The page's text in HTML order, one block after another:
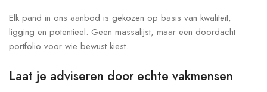
Elk pand in ons aanbod is gekozen op basis van kwaliteit,
ligging en potentieel. Geen massalijst, maar een doordacht
portfolio voor wie bewust kiest.
Laat je adviseren door echte vakmensen